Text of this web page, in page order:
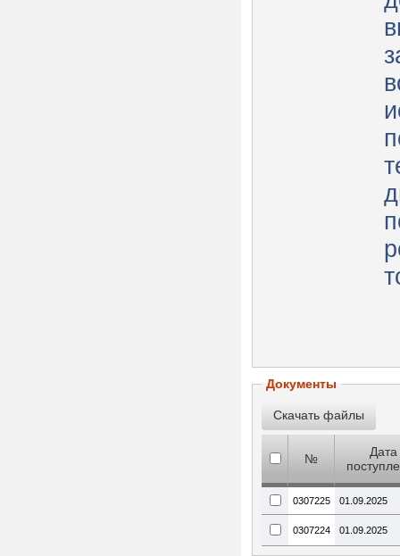
Документы
№
Дата
0307225 01.09.2025
0307224 01.09.2025